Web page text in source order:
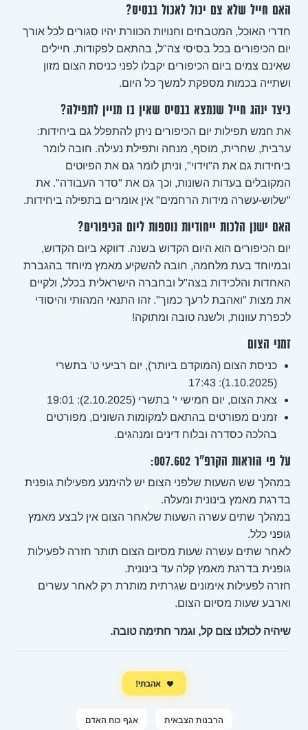
האם חייל שלא צם יכול לאכול בבסיס?
חדרי האוכל, המטבחים וחנויות הכוורת יהיו סגורים לכל אורך
יום הכיפורים בכל בסיסי צה"ל, בהתאם לפקודות. חיילים
שאינם צמים ביום הכיפורים יקבלו לפני כניסת הצום מזון
ושתייה בכמות מספקת למשך כל היום.
כיצד ינהג חייל שנמצא בבסיס שאין בו מניין לתפילה?
את חמש תפילות יום הכיפורים ניתן להתפלל גם ביחידות:
ערבית, שחרית, מוסף, מנחה ותפילת נעילה. חובה לומר
ביחידות גם את ה"וידוי", וניתן לומר גם את הפיוטים
המקובלים בעדות השונות, וכך גם את "סדר העבודה". את
"שלוש-עשרה מידות הרחמים" אין אומרים בתפילה ביחידות.
האם ישנן הלכות ייחודיות נוספות ליום הכיפורים?
יום הכיפורים הוא היום הקדוש בשנה. דווקא ביום הקדוש,
ובמיוחד בעת מלחמה, חובה להשקיע מאמץ מיוחד בהגברת
האחדות והלכידות בצה"ל ובחברה הישראלית בכלל, ולקיים
את מצות "ואהבת לרעך כמוך". זהו התנאי המהותי והיסודי
לכפרת עוונות, ולשנה טובה ומתוקה!
זמני הצום
כניסת הצום (המוקדם ביותר), יום רביעי ט' בתשרי
(1.10.2025): 17:43
צאת הצום, יום חמישי י' בתשרי (2.10.2025): 19:01
זמנים מפורטים בהתאם למקומות השונים, מפורטים
בהלכה כסדרה ובלוח דינים ומנהגים.
על פי הוראות הקרפ"ר 007.602:
במהלך שש השעות שלפני הצום יש להימנע מפעילות גופנית
בדרגת מאמץ בינונית ומעלה.
במהלך שתים עשרה השעות שלאחר הצום אין לבצע מאמץ
גופני כלל.
לאחר שתים עשרה שעות מסיום הצום תותר חזרה לפעילות
גופנית בדרגת מאמץ קלה עד בינונית.
חזרה לפעילות אימונים שגרתית מותרת רק לאחר עשרים
וארבע שעות מסיום הצום.
שיהיה לכולנו צום קל, וגמר חתימה טובה.
אהבתי!
הרבנות הצבאית אגף כוח האדם